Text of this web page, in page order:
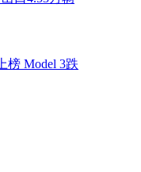
榜 Model 3跌